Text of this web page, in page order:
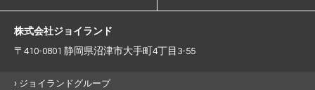
株式会社ジョイランド
〒410-0801 静岡県沼津市大手町4丁目3-55
ジョイランドグループ